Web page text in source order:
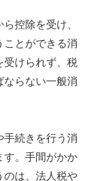
控除を受け、
とができる消
受けられず、税
らない一般消
続きを行う消
す。手間がかか
のは、法人税や